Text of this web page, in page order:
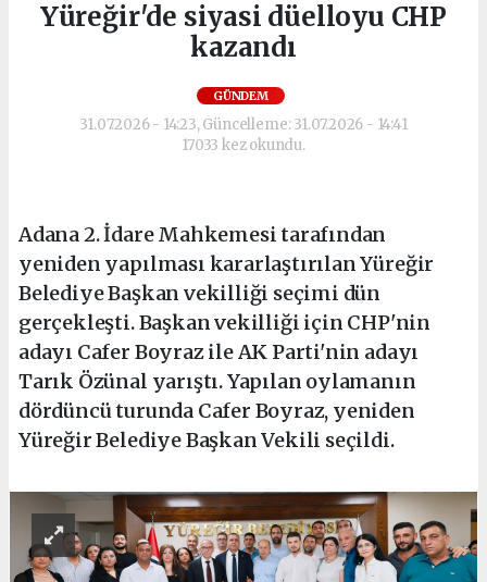
Yüreğir'de siyasi düelloyu CHP
kazandı
GÜNDEM
31.07.2026 - 14:23, Güncelleme: 31.07.2026 - 14:41
17033 kez okundu.
Adana 2. İdare Mahkemesi tarafından
yeniden yapılması kararlaştırılan Yüreğir
Belediye Başkan vekilliği seçimi dün
gerçekleşti. Başkan vekilliği için CHP'nin
adayı Cafer Boyraz ile AK Parti'nin adayı
Tarık Özünal yarıştı. Yapılan oylamanın
dördüncü turunda Cafer Boyraz, yeniden
Yüreğir Belediye Başkan Vekili seçildi.